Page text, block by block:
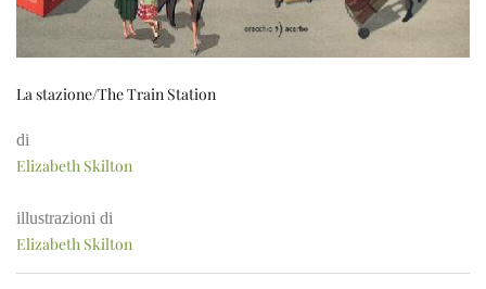
La stazione/The Train Station
di
Elizabeth Skilton
illustrazioni di
Elizabeth Skilton